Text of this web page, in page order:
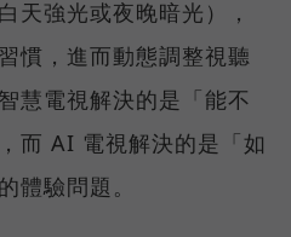
天強光或夜晚暗光），
慣，進而動態調整視聽
慧電視解決的是「能不
而 AI 電視解決的是「如
體驗問題。